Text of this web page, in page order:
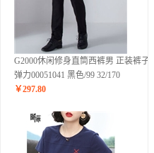
G2000休闲修身直筒西裤男 正装裤子男
弹力00051041 黑色/99 32/170
￥297.80